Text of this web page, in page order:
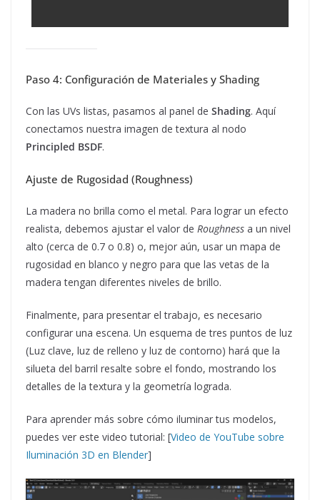
Paso 4: Configuración de Materiales y Shading
Con las UVs listas, pasamos al panel de Shading. Aquí
conectamos nuestra imagen de textura al nodo
Principled BSDF.
Ajuste de Rugosidad (Roughness)
La madera no brilla como el metal. Para lograr un efecto
realista, debemos ajustar el valor de Roughness a un nivel
alto (cerca de 0.7 o 0.8) o, mejor aún, usar un mapa de
rugosidad en blanco y negro para que las vetas de la
madera tengan diferentes niveles de brillo.
Finalmente, para presentar el trabajo, es necesario
configurar una escena. Un esquema de tres puntos de luz
(Luz clave, luz de relleno y luz de contorno) hará que la
silueta del barril resalte sobre el fondo, mostrando los
detalles de la textura y la geometría lograda.
Para aprender más sobre cómo iluminar tus modelos,
puedes ver este video tutorial: [Video de YouTube sobre
Iluminación 3D en Blender]